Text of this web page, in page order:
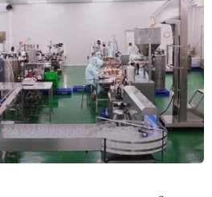
XÃ VIỆT NAM
DUẨN
THỊ TÁM, KHÚC THANH
Quy định sử dụng
Hỗ trợ